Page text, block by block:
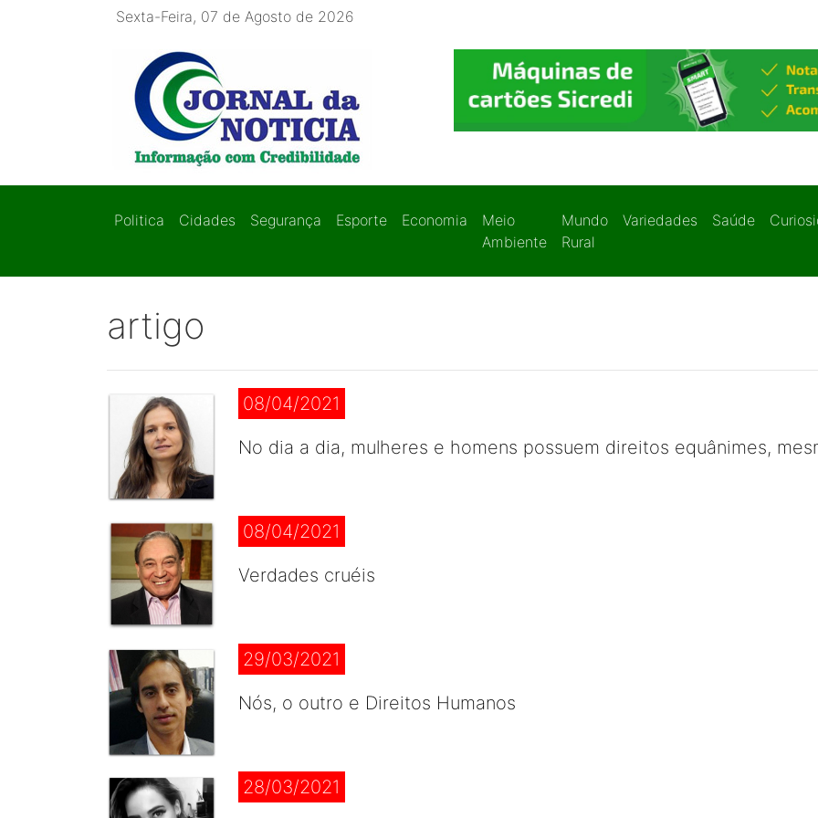
Sexta-Feira, 07 de Agosto de 2026
Politica Cidades Segurança Esporte Economia
Meio
Ambiente
Mundo
Rural
Variedades Saúde
artigo
08/04/2021
No dia a dia, mulheres e homens possuem direitos equânimes,
08/04/2021
Verdades cruéis
29/03/2021
Nós, o outro e Direitos Humanos
28/03/2021